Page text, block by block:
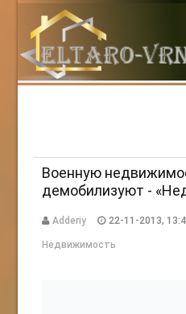
АВТОРИЗАЦИЯ НА САЙТЕ
Военную
демобилизуют -
Adderiy 22-11-2013,
Недвижимость